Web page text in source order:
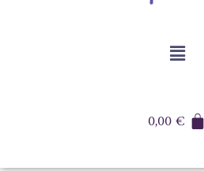
0,00€